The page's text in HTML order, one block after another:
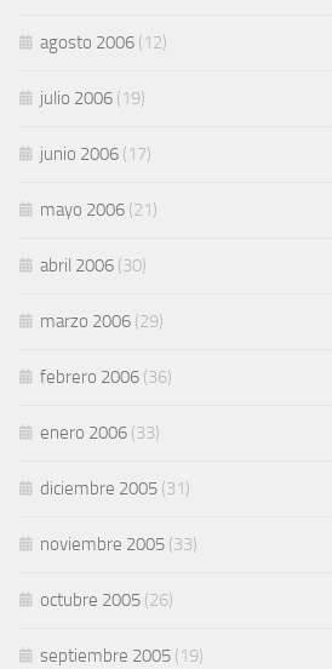
agosto 2006 (12)
julio 2006 (19)
junio 2006 (17)
mayo 2006 (21)
abril 2006 (30)
marzo 2006 (29)
febrero 2006 (36)
enero 2006 (33)
diciembre 2005 (31)
noviembre 2005 (33)
octubre 2005 (26)
septiembre 2005 (19)